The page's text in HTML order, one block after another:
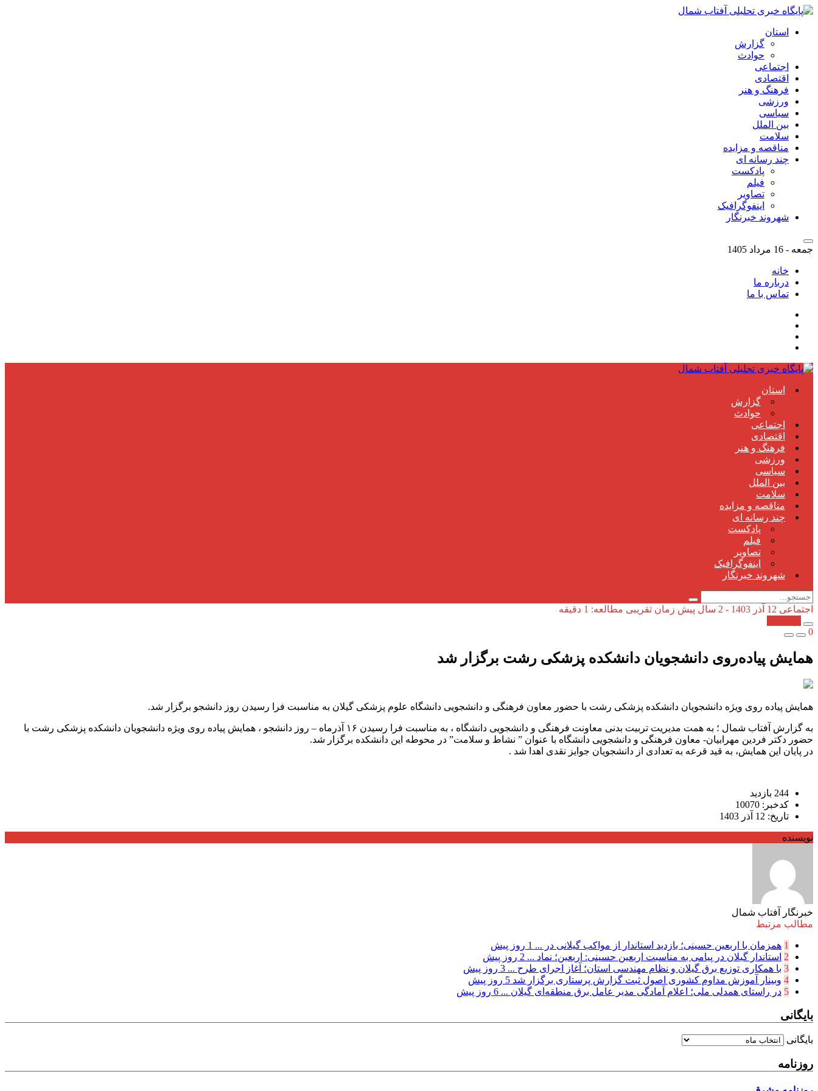
استان
گزارش
حوادث
اجتماعی
اقتصادی
فرهنگ و هنر
ورزشی
سیاسی
بین الملل
سلامت
مناقصه و مزایده
چند رسانه ای
پادکست
فیلم
تصاویر
اینفوگرافیک
شهروند خبرنگار
جمعه - 16 مرداد 1405
خانه
درباره ما
تماس با ما
استان
گزارش
حوادث
اجتماعی
اقتصادی
فرهنگ و هنر
ورزشی
سیاسی
بین الملل
سلامت
مناقصه و مزایده
چند رسانه ای
پادکست
فیلم
تصاویر
اینفوگرافیک
شهروند خبرنگار
اجتماعی 12 آذر 1403 - 2 سال پیش
زمان تقریبی مطالعه: 1 دقیقه
0
همایش پیاده‌روی دانشجویان دانشکده پزشکی رشت برگزار شد
همایش پیاده روی ویژه دانشجویان دانشکده پزشکی رشت با حضور معاون فرهنگی و دانشجویی دانشگاه علوم پزشکی گیلان به مناسبت فرا رسیدن روز دانشجو برگزار شد.
به گزارش آفتاب شمال ؛ به همت مدیریت تربیت بدنی معاونت فرهنگی و دانشجویی دانشگاه ، به مناسبت فرا رسیدن ۱۶ آذرماه – روز دانشجو ، همایش پیاده روی ویژه دانشجویان دانشکده پزشکی رشت با
حضور دکتر فردین مهرابیان- معاون فرهنگی و دانشجویی دانشگاه با عنوان ” نشاط و سلامت” در محوطه‌ این دانشکده برگزار شد.
در پایان این همایش، به قید قرعه به تعدادی از دانشجویان جوایز نقدی اهدا شد .
244 بازدید
کدخبر: 10070
تاریخ: 12 آذر 1403
نویسنده
خبرنگار آفتاب شمال
مطالب مرتبط
1 همزمان با اربعین حسینی؛ بازدید استاندار از مواکب گیلانی در ... 1 روز پیش
2 استاندار گیلان در پیامی به مناسبت اربعین حسینی: اربعین؛ نماد ... 2 روز پیش
3 با همکاری توزیع برق گیلان و نظام مهندسی استان؛ آغاز اجرای طرح ... 3 روز پیش
4 وبینار آموزش مداوم کشوری اصول ثبت گزارش پرستاری برگزار شد 5 روز پیش
5 در راستای همدلی ملی؛ اعلام آمادگی مدیر عامل برق منطقه‌ای گیلان ... 6 روز پیش
بایگانی
بایگانی
روزنامه